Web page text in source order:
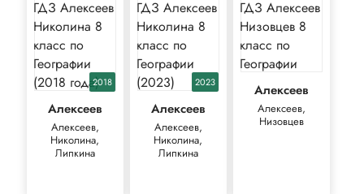
2018
Алексеев
Алексеев,
Николина,
Липкина
2023
Алексеев
Алексеев,
Николина,
Липкина
Алексеев
Алексеев,
Низовцев